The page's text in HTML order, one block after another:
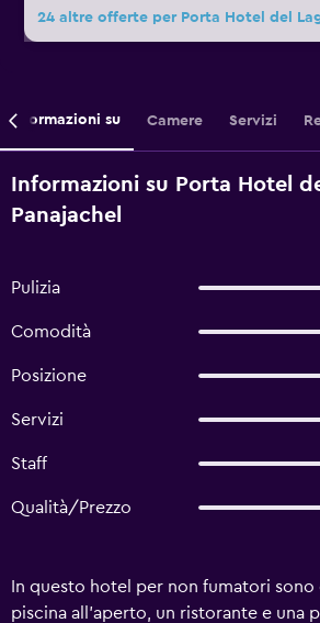
24 altre offerte per Porta Hotel del
Informazioni su Camere Servizi
Informazioni su Porta Hotel
Panajachel
Pulizia
Comodità
Posizione
Servizi
Staff
Qualità/Prezzo
In questo hotel per non fumatori
piscina all'aperto, un ristorante e una